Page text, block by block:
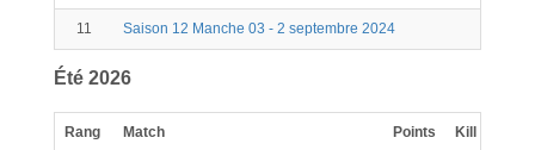
11 Saison 12 Manche 03 - 2 septembre 2024
Été 2026
Rang Match Points Kill